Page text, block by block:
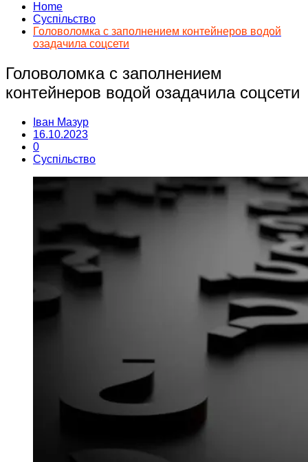
Home
Суспільство
Головоломка с заполнением контейнеров водой
озадачила соцсети
Головоломка с заполнением
контейнеров водой озадачила соцсети
Іван Мазур
16.10.2023
0
Суспільство